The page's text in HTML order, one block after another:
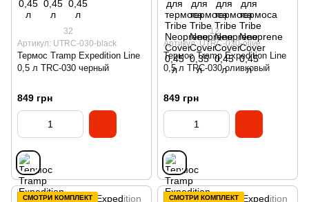
32
Артикул: UTRC-030-black
Термос Tramp Expedition Line
0,5 л TRC-030 черный
849 грн
12
Артикул: UTRC-030-olive
Термос Tramp Expedition Line
0,5 л TRC-030 оливковый
849 грн
СМОТРИ КОМПЛЕКТ
СМОТРИ КОМПЛЕКТ